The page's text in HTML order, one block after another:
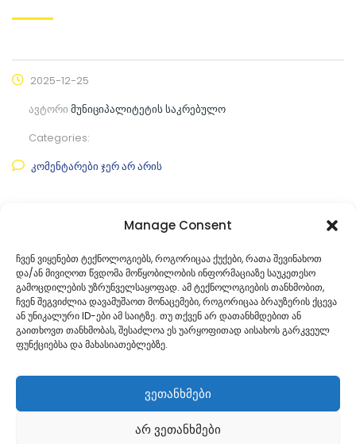
Manage Consent
ჩვენ ვიყენებთ ტექნოლოგიებს, როგორიცაა ქუქები, რათა შევინახოთ
და/ან მივიღოთ წვდომა მოწყობილობის ინფორმაციაზე საუკეთესო
გამოცდილების უზრუნველსაყოფად. ამ ტექნოლოგიების თანხმობით,
ჩვენ შეგვიძლია დავამუშაოთ მონაცემები, როგორიცაა ბრაუზერის ქცევა
ან უნიკალური ID-ები ამ საიტზე. თუ თქვენ არ დათანხმდებით ან
გაითხოვთ თანხმობას, შესაძლოა ეს უარყოფითად აისახოს გარკვეულ
ფუნქციებსა და მახასიათებლებზე.
ვეთანხმები
არ ვეთანხმები
2025-12-25
ავტორი მუნიციპალიტეტის საკრებულო
Categories:
კომენტარები ჯერ არ არის
ფაილის ნახვა
ფაილის ტიპი:pdf
კატეგორიასაკრებულოს პროექტები